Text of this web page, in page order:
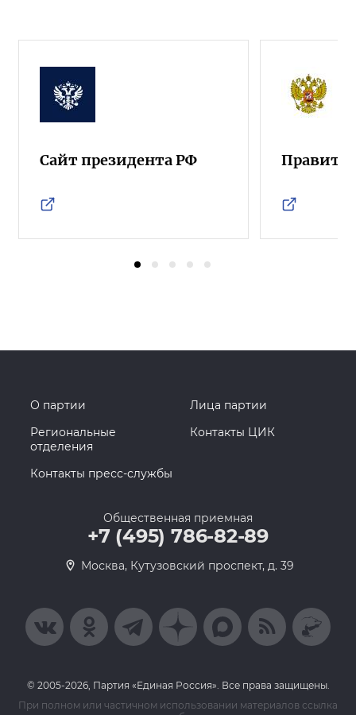
Сайт президента РФ
О партии
Лица партии
Региональные
отделения
Контакты ЦИК
Контакты пресс-службы
Общественная приемная
+7 (495) 786-82-89
Москва, Кутузовский проспект, д. 39
© 2005-2026, Партия «Единая Россия». Все права защищены.
При полном или частичном использовании материалов ссылка